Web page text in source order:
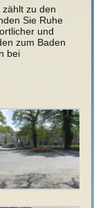
zu den
Sie Ruhe
und
zum Baden
bei